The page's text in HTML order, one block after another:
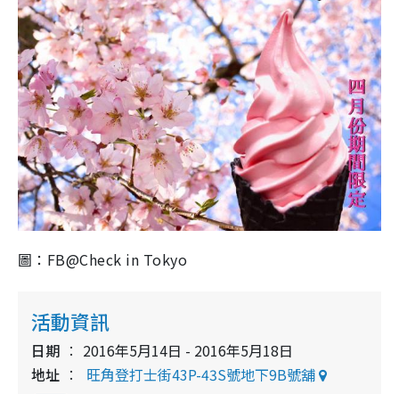
圖：FB@Check in Tokyo
活動資訊
日期
2016年5月14日 - 2016年5月18日
地址
旺角登打士街43P-43S號地下9B號舖